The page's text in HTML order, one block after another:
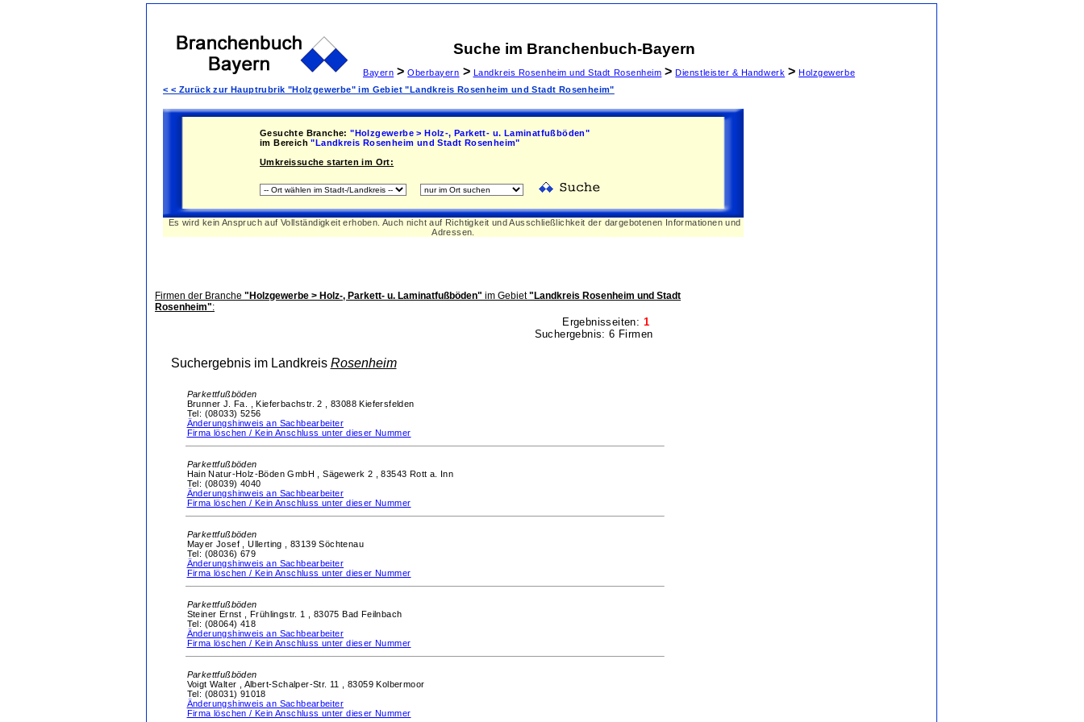
Suche im Branchenbuch-Bayern
Bayern > Oberbayern > Landkreis Rosenheim und Stadt Rosenheim > Dienstleister & Handwerk > Holzgewerbe
< < Zurück zur Hauptrubrik "Holzgewerbe" im Gebiet "Landkreis Rosenheim und Stadt Rosenheim"
Gesuchte Branche: "Holzgewerbe > Holz-, Parkett- u. Laminatfußböden"
im Bereich "Landkreis Rosenheim und Stadt Rosenheim"
Umkreissuche starten im Ort:
Es wird kein Anspruch auf Vollständigkeit erhoben. Auch nicht auf Richtigkeit und Ausschließlichkeit der dargebotenen Informationen und
Adressen.
Firmen der Branche "Holzgewerbe > Holz-, Parkett- u. Laminatfußböden" im Gebiet"Landkreis Rosenheim und Stadt
Rosenheim":
Ergebnisseiten: 1
Suchergebnis: 6 Firmen
Suchergebnis im Landkreis Rosenheim
Parkettfußböden
Brunner J. Fa. ,Kieferbachstr. 2 , 83088 Kiefersfelden
Tel: (08033) 5256
Änderungshinweis an Sachbearbeiter
Firma löschen / Kein Anschluss unter dieser Nummer
Parkettfußböden
Hain Natur-Holz-Böden GmbH ,Sägewerk 2 ,83543 Rott a. Inn
Tel: (08039) 4040
Änderungshinweis an Sachbearbeiter
Firma löschen / Kein Anschluss unter dieser Nummer
Parkettfußböden
Mayer Josef ,Ullerting , 83139 Söchtenau
Tel: (08036) 679
Änderungshinweis an Sachbearbeiter
Firma löschen / Kein Anschluss unter dieser Nummer
Parkettfußböden
Steiner Ernst , Frühlingstr. 1 , 83075 Bad Feilnbach
Tel: (08064) 418
Änderungshinweis an Sachbearbeiter
Firma löschen / Kein Anschluss unter dieser Nummer
Parkettfußböden
Voigt Walter , Albert-Schalper-Str. 11 , 83059 Kolbermoor
Tel: (08031) 91018
Änderungshinweis an Sachbearbeiter
Firma löschen / Kein Anschluss unter dieser Nummer